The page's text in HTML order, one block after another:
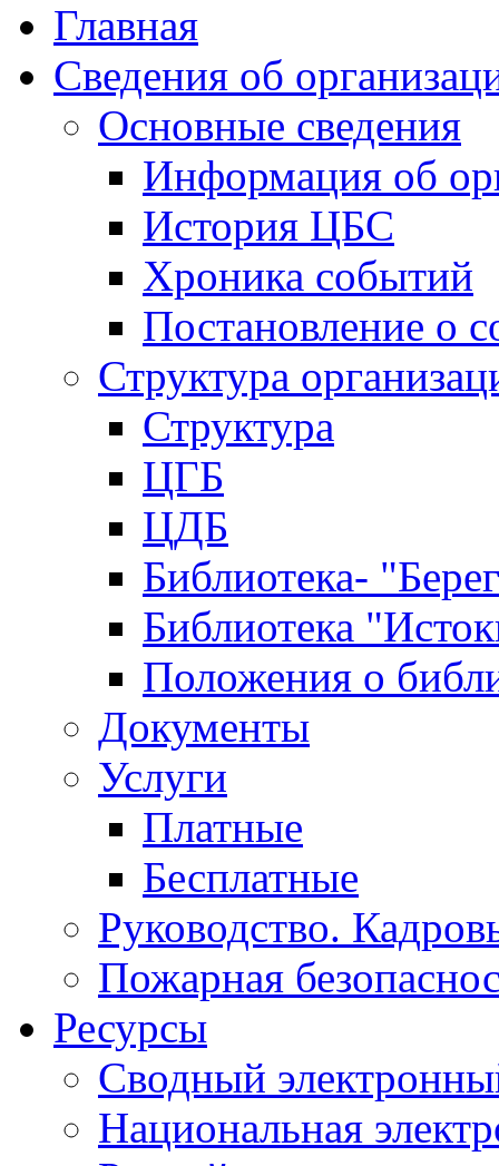
Главная
Сведения об
Основные сведения
Информация об
История ЦБС
Хроника событий
Постановление о
Структура
Структура
ЦГБ
ЦДБ
Библиотека-
Библиотека
Положения о
Документы
Услуги
Платные
Бесплатные
Руководство.
Пожарная
Ресурсы
Сводный
Национальная